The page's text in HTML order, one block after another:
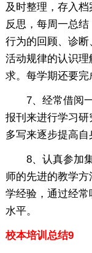
及时整理，存入
反思，每周一总
行为的回顾、诊
活动规律的认识
求。每学期还要完
7、经常借阅一
报刊来进行学习研
多写来逐步提高自
8、认真参加集
师的先进的教学
学经验，通过经
水平。
校本培训总结9